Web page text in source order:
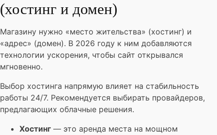
(хостинг и домен)
Магазину нужно «место жительства» (хостинг) и
«адрес» (домен). В 2026 году к ним добавляются
технологии ускорения, чтобы сайт открывался
мгновенно.
Выбор хостинга напрямую влияет на стабильность
работы 24/7. Рекомендуется выбирать провайдеров,
предлагающих облачные решения.
Хостинг — это аренда места на мощном